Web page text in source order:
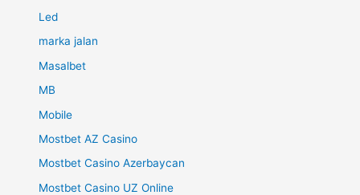
Led
marka jalan
Masalbet
MB
Mobile
Mostbet AZ Casino
Mostbet Casino Azerbaycan
Mostbet Casino UZ Online